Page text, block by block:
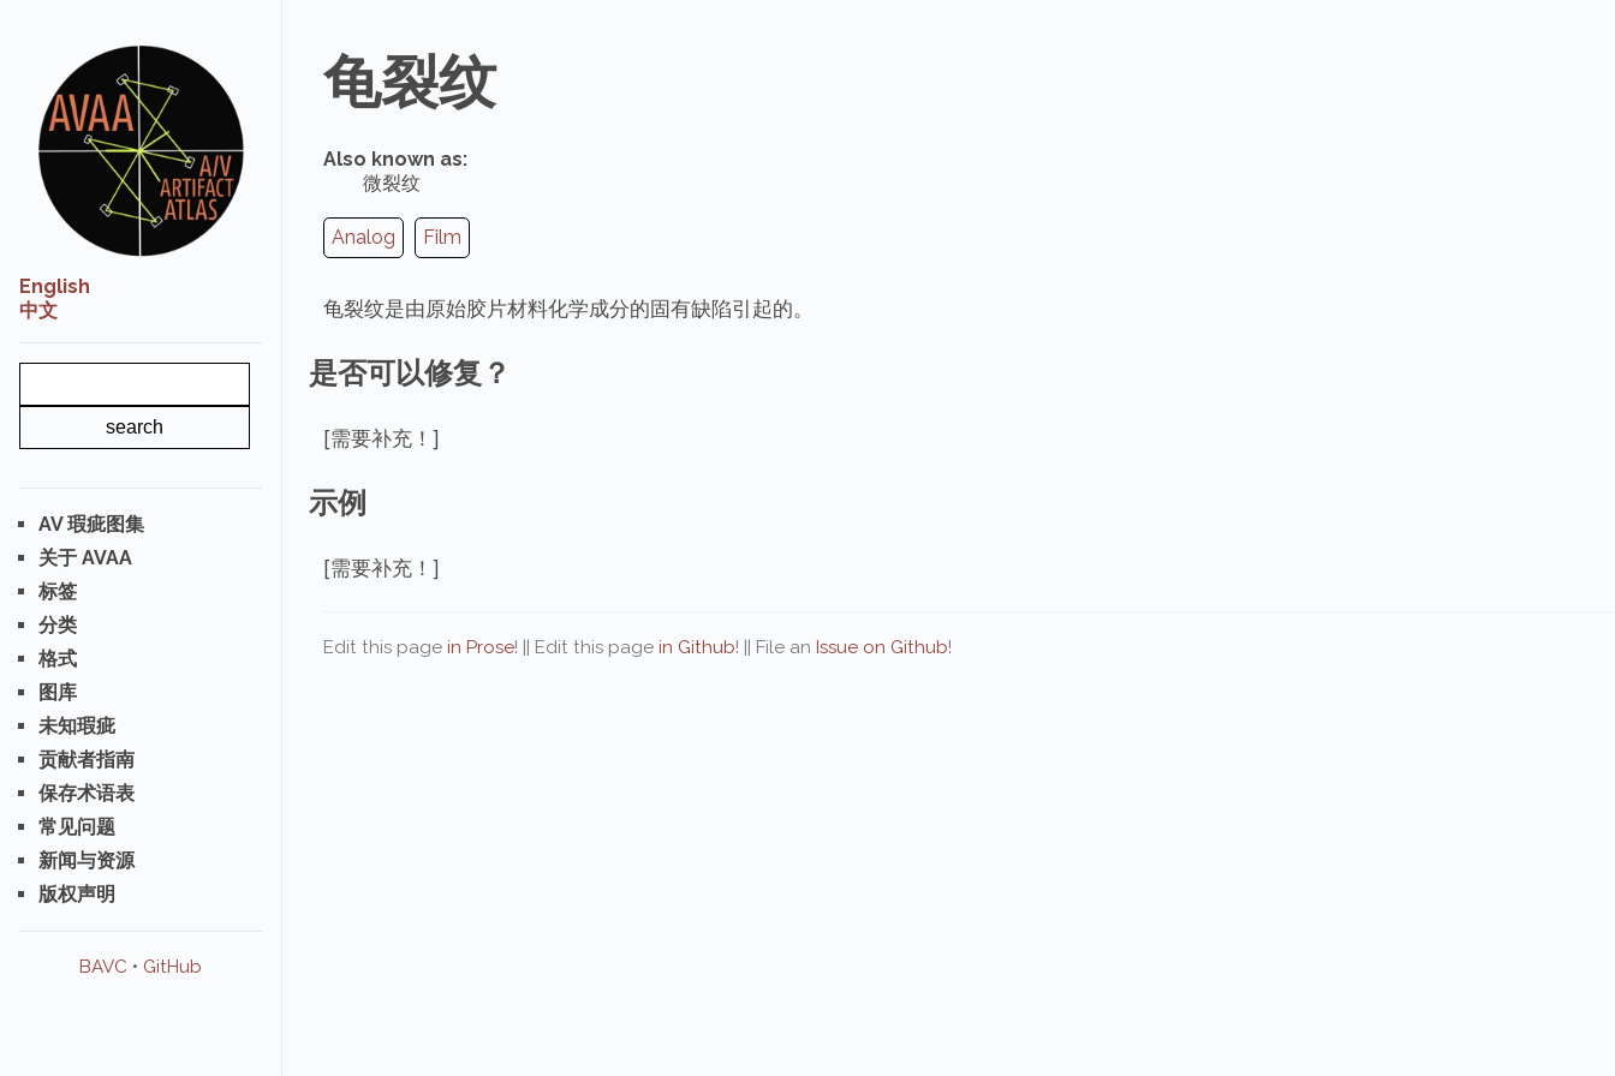
English
中文
AV 瑕疵图集
关于 AVAA
标签
分类
格式
图库
未知瑕疵
贡献者指南
保存术语表
常见问题
新闻与资源
版权声明
BAVC • GitHub
龟裂纹
Also known as:
微裂纹
Analog Film
龟裂纹是由原始胶片材料化学成分的固有缺陷引起的。
是否可以修复？
[需要补充！]
示例
[需要补充！]
Edit this page in Prose! || Edit this page in Github! || File an Issue on Github!